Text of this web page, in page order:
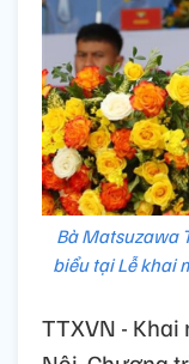
Bà Matsuzawa
biểu tại Lễ khai
TTXVN -